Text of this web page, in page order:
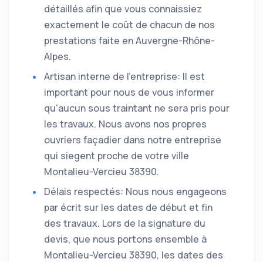
détaillés afin que vous connaissiez
exactement le coût de chacun de nos
prestations faite en Auvergne-Rhône-
Alpes.
Artisan interne de l'entreprise: Il est
important pour nous de vous informer
qu'aucun sous traintant ne sera pris pour
les travaux. Nous avons nos propres
ouvriers façadier dans notre entreprise
qui siegent proche de votre ville
Montalieu-Vercieu 38390.
Délais respectés: Nous nous engageons
par écrit sur les dates de début et fin
des travaux. Lors de la signature du
devis, que nous portons ensemble à
Montalieu-Vercieu 38390, les dates des